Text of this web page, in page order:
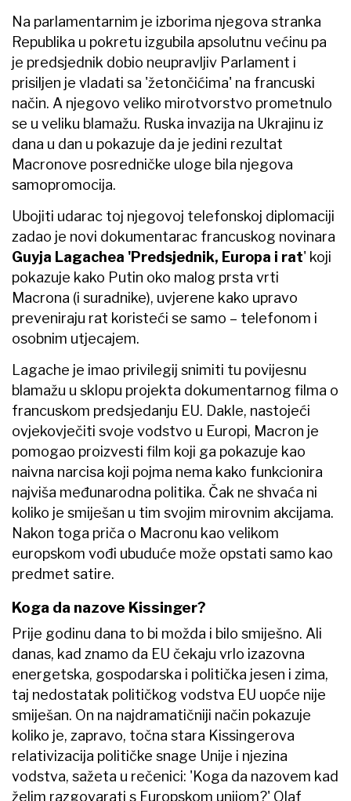
Na parlamentarnim je izborima njegova stranka
Republika u pokretu izgubila apsolutnu većinu pa
je predsjednik dobio neupravljiv Parlament i
prisiljen je vladati sa 'žetončićima' na francuski
način. A njegovo veliko mirotvorstvo prometnulo
se u veliku blamažu. Ruska invazija na Ukrajinu iz
dana u dan u pokazuje da je jedini rezultat
Macronove posredničke uloge bila njegova
samopromocija.
Ubojiti udarac toj njegovoj telefonskoj diplomaciji
zadao je novi dokumentarac francuskog novinara
Guyja Lagachea 'Predsjednik, Europa i rat' koji
pokazuje kako Putin oko malog prsta vrti
Macrona (i suradnike), uvjerene kako upravo
preveniraju rat koristeći se samo – telefonom i
osobnim utjecajem.
Lagache je imao privilegij snimiti tu povijesnu
blamažu u sklopu projekta dokumentarnog filma o
francuskom predsjedanju EU. Dakle, nastojeći
ovjekovječiti svoje vodstvo u Europi, Macron je
pomogao proizvesti film koji ga pokazuje kao
naivna narcisa koji pojma nema kako funkcionira
najviša međunarodna politika. Čak ne shvaća ni
koliko je smiješan u tim svojim mirovnim akcijama.
Nakon toga priča o Macronu kao velikom
europskom vođi ubuduće može opstati samo kao
predmet satire.
Koga da nazove Kissinger?
Prije godinu dana to bi možda i bilo smiješno. Ali
danas, kad znamo da EU čekaju vrlo izazovna
energetska, gospodarska i politička jesen i zima,
taj nedostatak političkog vodstva EU uopće nije
smiješan. On na najdramatičniji način pokazuje
koliko je, zapravo, točna stara Kissingerova
relativizacija političke snage Unije i njezina
vodstva, sažeta u rečenici: 'Koga da nazovem kad
želim razgovarati s Europskom unijom?' Olaf